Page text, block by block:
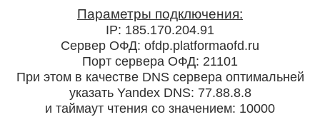
Параметры подключения:
IP: 185.170.204.91
Сервер ОФД: ofdp.platformaofd.ru
Порт сервера ОФД: 21101
При этом в качестве DNS сервера оптимальней
указать Yandex DNS: 77.88.8.8
и таймаут чтения со значением: 10000